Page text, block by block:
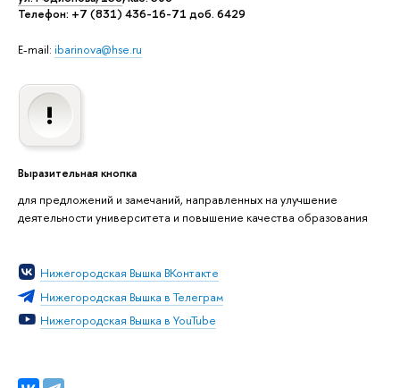
Телефон: +7 (831) 436-16-71 доб. 6429
E-mail: ibarinova@hse.ru
Выразительная кнопка
для предложений и замечаний, направленных на улучшение
деятельности университета и повышение качества образования
Нижегородская Вышка ВКонтакте
Нижегородская Вышка в Телеграм
Нижегородская Вышка в YouTube